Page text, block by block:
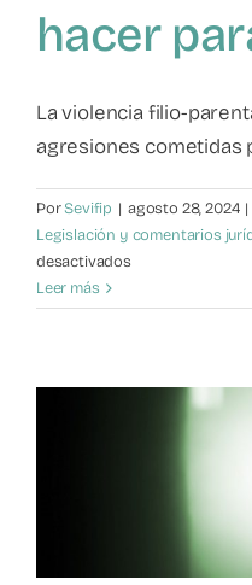
Mapa de recursos
Observatorio VFP
hacer
La violencia filio-
agresiones cometidas
PorSevifip | agosto 28, 2024 |
Legislación y comentarios
desactivadosen
filio-
reconocerla
Leer más